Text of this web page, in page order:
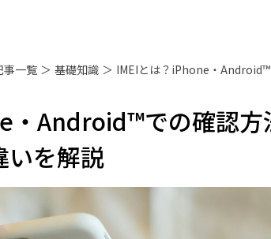
事一覧 ＞ 基礎知識 ＞ IMEIとは？iPhone・Android™
・Android™での確認方
いを解説